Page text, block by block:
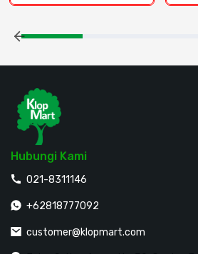
Hubungi Kami
021-8311146
+62818777092
customer@klopmart.com